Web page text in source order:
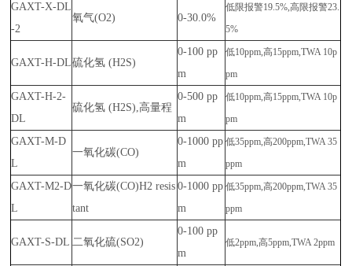
GAXT-X-DL
-2
氧气(O2) 0-30.0%
低限报警19.5%,高限报警23.
5%
GAXT-H-DL硫化氢 (H2S)
0-100 pp
m
低10ppm,高15ppm,TWA 10p
pm
GAXT-H-2-
DL
硫化氢 (H2S),高量程
0-500 pp
m
低10ppm,高15ppm,TWA 10p
pm
GAXT-M-D
L
一氧化碳(CO)
0-1000 pp
m
低35ppm,高200ppm,TWA 35
ppm
GAXT-M2-D
L
一氧化碳(CO)H2 resis
tant
0-1000 pp
m
低35ppm,高200ppm,TWA 35
ppm
GAXT-S-DL 二氧化硫(SO2)
0-100 pp
m
低2ppm,高5ppm,TWA 2ppm